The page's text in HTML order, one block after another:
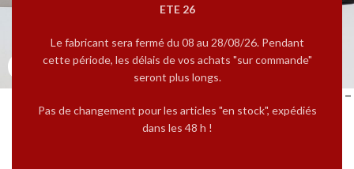
ETE 26
Le fabricant sera fermé du 08 au 28/08/26. Pendant
cette période, les délais de vos achats "sur commande"
seront plus longs.
Pas de changement pour les articles "en stock", expédiés
dans les 48 h !
TRANSPARENTE-T9
MAGIC FEET – CHARLESTON –
T5 – Pointure 38.5